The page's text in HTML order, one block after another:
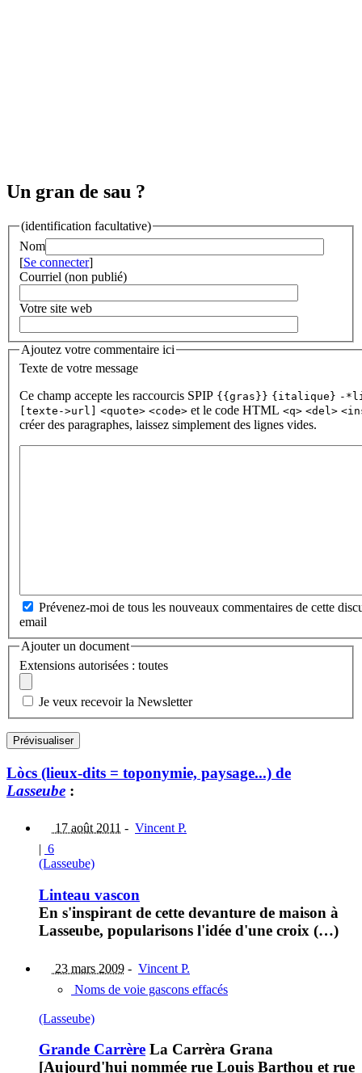
Un gran de sau ?
(identification facultative)
Nom
[Se connecter]
Courriel (non publié)
Votre site web
Ajoutez votre commentaire ici
Texte de votre message
Ce champ accepte les raccourcis SPIP {{gras}} {italique} -
[texte->url]
<quote> <code> et le code HTML <q> <del>
créer des paragraphes, laissez simplement des lignes vides.
Prévenez-moi de tous les nouveaux commentaires de cette
email
Ajouter un document
Extensions autorisées : toutes
Je veux recevoir la Newsletter
Lòcs (lieux-dits = toponymie, paysage...) de
Lasseube :
17 août 2011 - Vincent P.
| 6
(Lasseube)
Linteau vascon
En s'inspirant de cette devanture de maison à
Lasseube, popularisons l'idée d'une croix (…)
23 mars 2009 - Vincent P.
Noms de voie gascons effacés
(Lasseube)
Grande Carrère La Carrèra Grana
[Aujourd'hui nommée rue Louis Barthou et rue